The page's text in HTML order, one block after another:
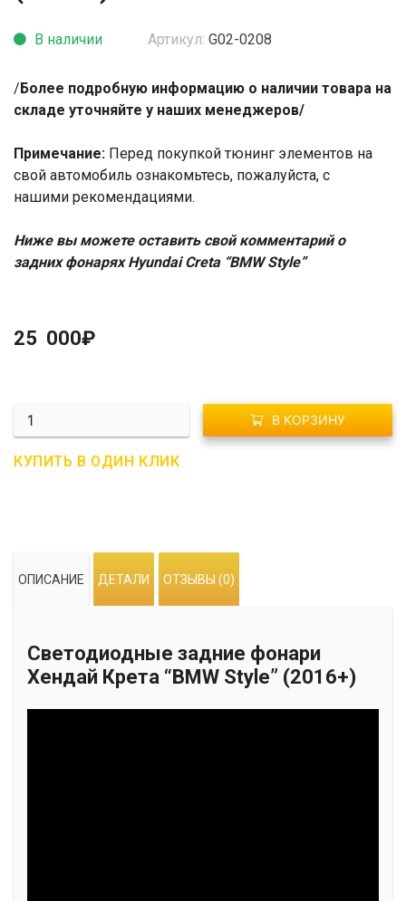
Артикул: G02-0208
В наличии
/Более подробную информацию о наличии товара на
складе уточняйте у наших менеджеров/
Примечание: Перед покупкой тюнинг элементов на
свой автомобиль ознакомьтесь, пожалуйста, с
нашими рекомендациями.
Ниже вы можете оставить свой комментарий о
задних фонарях Hyundai Creta “BMW Style”
25 000₽
Количество
G02-
0208
Style"
В КОРЗИНУ
КУПИТЬ В ОДИН КЛИК
ОПИСАНИЕ ДЕТАЛИ ОТЗЫВЫ (0)
Светодиодные задние фонари
Хендай Крета “BMW Style” (2016+)